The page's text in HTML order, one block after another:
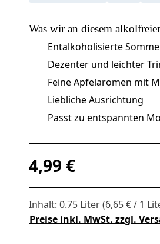
Was wir an diesem
Entalkoholisierte
Dezenter und leichter
Feine Apfelaromen mit
Liebliche Ausrichtung
Passt zu entspannten
Regulärer Preis:
4,99 €
Inhalt: 0.75 Liter(6,65 € / 1
Preise inkl. MwSt. zzgl.